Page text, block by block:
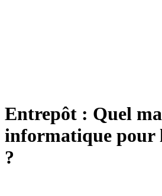
Entrepôt : Quel
informatique pour
?